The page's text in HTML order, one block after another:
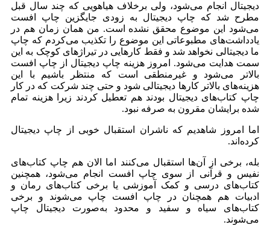
دیجیتال انجام می‌شود،‌ ولی برخلاف هیاهویی که چند سال قبل
مطرح شد که چاپ دیجیتال به زودی جایگزین چاپ افست
می‌شود این موضوع محقق نشده است. من همان زمان هم در
یادداشت‌های مطبوعاتی این موضوع را تکذیب می‌کردم که چاپ
ما دیجیتالی نخواهد شد و فقط کارهایی در تیراژ‌های کوچک به این
سمت هدایت می‌شود. امروز هزینه چاپ دیجیتال از چاپ افست
بالاتر می‌شود و غیرمنطقی است که منتظر باشیم با این
هزینه‌های بالاتر کارها دیجیتالی شود و حتی چند شرکت که در کار
چاپ کتاب‌های دیجیتال بودند هم تعطیل کردند زیرا هزینه تمام
شده برایشان مقرون به صرفه نبود.
اما امروز شاهدیم که ناشران استقبال خوبی از چاپ دیجیتال
کرده‌اند.
بله، برخی از آن‌ها استقبال می‌کنند اما الان هم چاپ کتاب‌های
نفیس و قرآنی از سوی چاپ افست انجام می‌شود، همچنین
کتا‌ب‌های درسی و کمک آموزشی یا برخی کتاب‌های رمان و
ادبیات هم همچنان در چاپ افست چاپ می‌شوند و برخی
کتاب‌های سیاه و سفید و محدود به‌صورت دیجیتال چاپ
می‌شوند.